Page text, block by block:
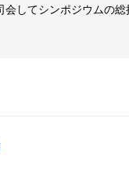
会してシンポジウムの総